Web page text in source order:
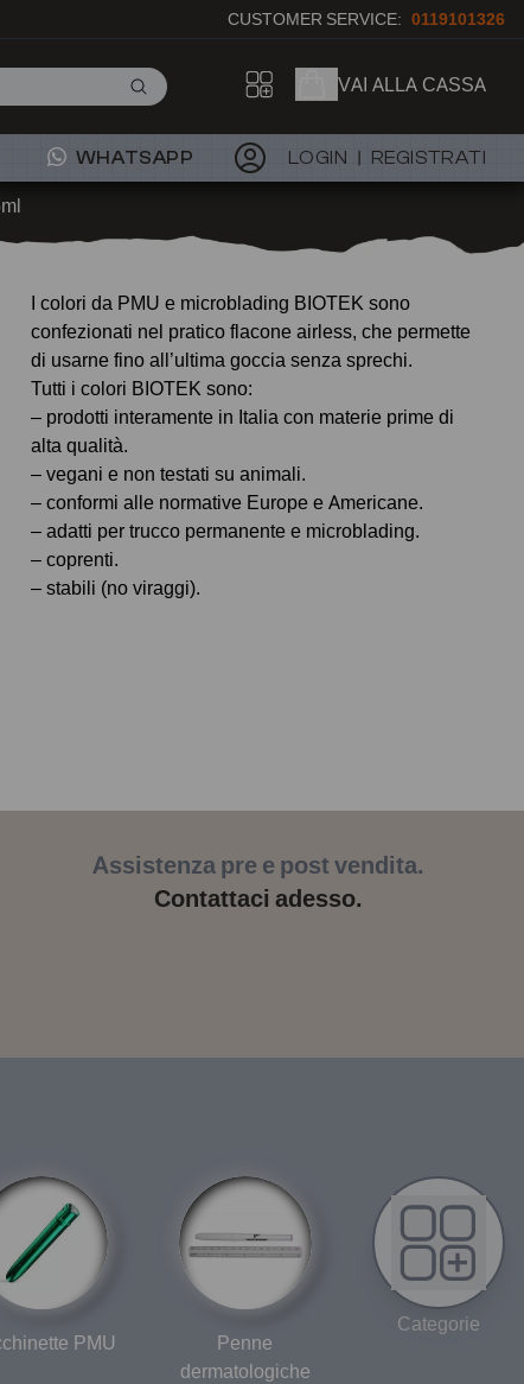
CUSTOMER SERVICE: 0119101326
VAI ALLA CASSA
WHATSAPP LOGIN REGISTRATI
I colori da PMU e microblading BIOTEK sono
confezionati nel pratico flacone airless, che permette
di usarne fino all’ultima goccia senza sprechi.
Tutti i colori BIOTEK sono:
– prodotti interamente in Italia con materie prime di
alta qualità.
– vegani e non testati su animali.
– conformi alle normative Europe e Americane.
– adatti per trucco permanente e microblading.
– coprenti.
– stabili (no viraggi).
Assistenza pre e post vendita.
Contattaci adesso.
PMU
Penne
dermatologiche
Categorie